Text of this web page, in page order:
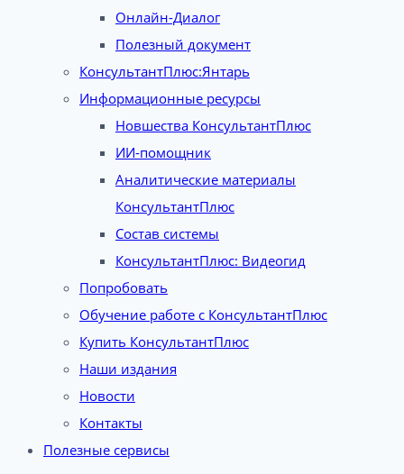
Онлайн-Диалог
Полезный документ
КонсультантПлюс:Янтарь
Информационные ресурсы
Новшества КонсультантПлюс
ИИ-помощник
Аналитические материалы
КонсультантПлюс
Состав системы
КонсультантПлюс: Видеогид
Попробовать
Обучение работе с КонсультантПлюс
Купить КонсультантПлюс
Наши издания
Новости
Контакты
Полезные сервисы